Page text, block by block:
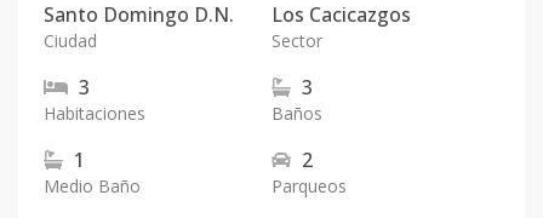
Santo Domingo D.N.
Ciudad
Los Cacicazgos
Sector
3
Habitaciones
3
Baños
1
Medio Baño
2
Parqueos